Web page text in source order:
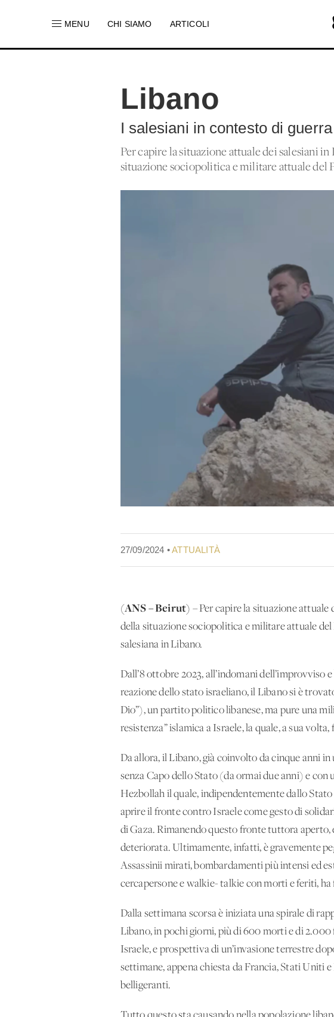
MENU CHI SIAMO ARTICOLI
Libano
I salesiani in contesto di guerra
Per capire la situazione attuale dei salesiani
situazione sociopolitica e militare attuale del
27/09/2024 •ATTUALITÀ
(ANS – Beirut) – Per capire la situazione attuale
della situazione sociopolitica e militare attuale
salesiana in Libano.
Dall’8 ottobre 2023, all’indomani
reazione dello stato israeliano, il Libano si è
Dio”), un partito politico libanese, ma pure una
resistenza” islamica a Israele, la quale, a sua
Da allora, il Libano, già coinvolto da cinque anni
senza Capo dello Stato (da ormai due anni) e
Hezbollah il quale, indipendentemente dallo
aprire il fronte contro Israele come gesto di
di Gaza. Rimanendo questo fronte tuttora
deteriorata. Ultimamente, infatti, è gravemente
Assassinii mirati, bombardamenti più intensi ed
cercapersone e walkie- talkie con morti e feriti,
Dalla settimana scorsa è iniziata una spirale di
Libano, in pochi giorni, più di 600 morti e di
Israele, e prospettiva di un’invasione terrestre
settimane, appena chiesta da Francia, Stati Uniti
belligeranti.